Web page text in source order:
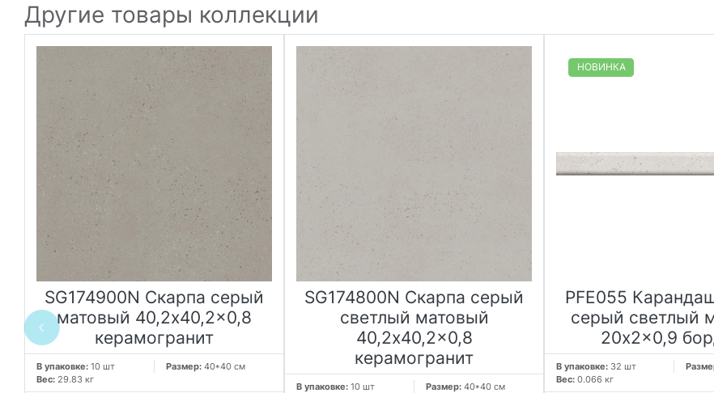
Другие товары коллекции
SG174900N Скарпа серый
матовый 40,2x40,2x0,8
керамогранит
В упаковке: 10 шт Размер: 40*40 см
Вес: 29.83 кг
SG174800N Скарпа серый
светлый матовый
40,2x40,2x0,8
керамогранит
В упаковке: 10 шт Размер: 40*40 см
НОВИНКА
PFE055
серый светлый
20x2x0,9
В упаковке: 32 шт
Вес: 0.066 кг